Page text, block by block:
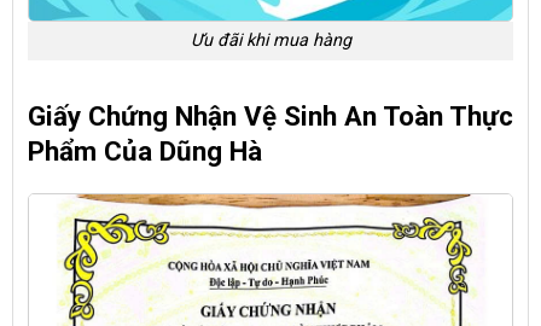
Ưu đãi khi mua hàng
Giấy Chứng Nhận Vệ Sinh An Toàn Thực
Phẩm Của Dũng Hà